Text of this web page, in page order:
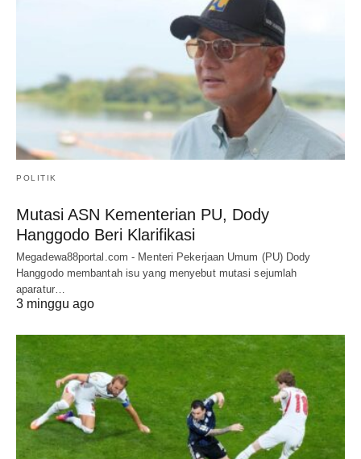
POLITIK
Mutasi ASN Kementerian PU, Dody
Hanggodo Beri Klarifikasi
Megadewa88portal.com - Menteri Pekerjaan Umum (PU) Dody
Hanggodo membantah isu yang menyebut mutasi sejumlah
aparatur…
3 minggu ago